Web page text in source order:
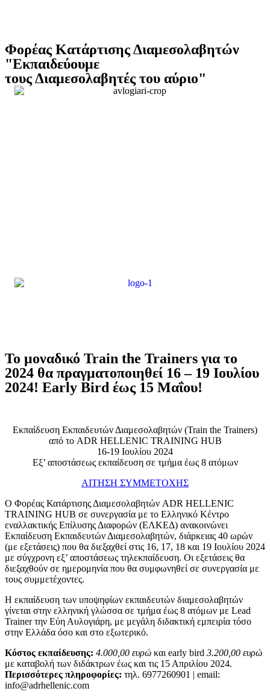
Φορέας Κατάρτισης Διαμεσολαβητών
"Εκπαιδεύουμε
τους Διαμεσολαβητές του αύριο"
Το μοναδικό Train the Trainers για το
2024 θα πραγματοποιηθεί 16 – 19 Ιουλίου
2024! Early Bird έως 15 Μαΐου!
Εκπαίδευση Εκπαιδευτών Διαμεσολαβητών (Train the Trainers)
από το ADR HELLENIC TRAINING HUB
16-19 Ιουλίου 2024
Εξ’ αποστάσεως εκπαίδευση σε τμήμα έως 8 ατόμων
ΑΙΤΗΣΗ ΣΥΜΜΕΤΟΧΗΣ
Ο Φορέας Κατάρτισης Διαμεσολαβητών ADR HELLENIC
TRAINING HUB σε συνεργασία με το Ελληνικό Κέντρο
εναλλακτικής Επίλυσης Διαφορών (ΕΛΚΕΔ) ανακοινώνει
Εκπαίδευση Εκπαιδευτών Διαμεσολαβητών, διάρκειας 40 ωρών
(με εξετάσεις) που θα διεξαχθεί στις 16, 17, 18 και 19 Ιουλίου 2024
με σύγχρονη εξ’ αποστάσεως τηλεκπαίδευση. Οι εξετάσεις θα
διεξαχθούν σε ημερομηνία που θα συμφωνηθεί σε συνεργασία με
τους συμμετέχοντες.
Η εκπαίδευση των υποψηφίων εκπαιδευτών διαμεσολαβητών
γίνεται στην ελληνική γλώσσα σε τμήμα έως 8 ατόμων με Lead
Trainer την Εύη Αυλογιάρη, με μεγάλη διδακτική εμπειρία τόσο
στην Ελλάδα όσο και στο εξωτερικό.
Κόστος εκπαίδευσης: 4.000,00 ευρώ και early bird 3.200,00 ευρώ
με καταβολή των διδάκτρων έως και τις 15 Απριλίου 2024.
Περισσότερες πληροφορίες: τηλ. 6977260901 | email:
info@adrhellenic.com